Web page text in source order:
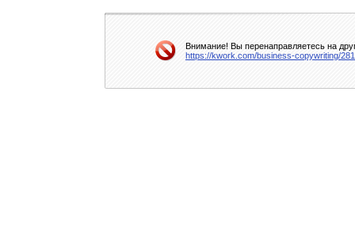
Внимание! Вы перенаправляетесь на
https://kwork.com/business-copywriting/